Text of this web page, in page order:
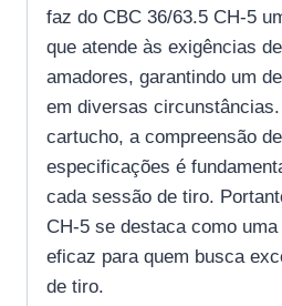
faz do CBC 36/63.5 CH-5
que atende às exigências
amadores, garantindo um
em diversas
cartucho, a compreensão
especificações é
cada sessão de tiro.
CH-5 se destaca como
eficaz para quem busca
de tiro.